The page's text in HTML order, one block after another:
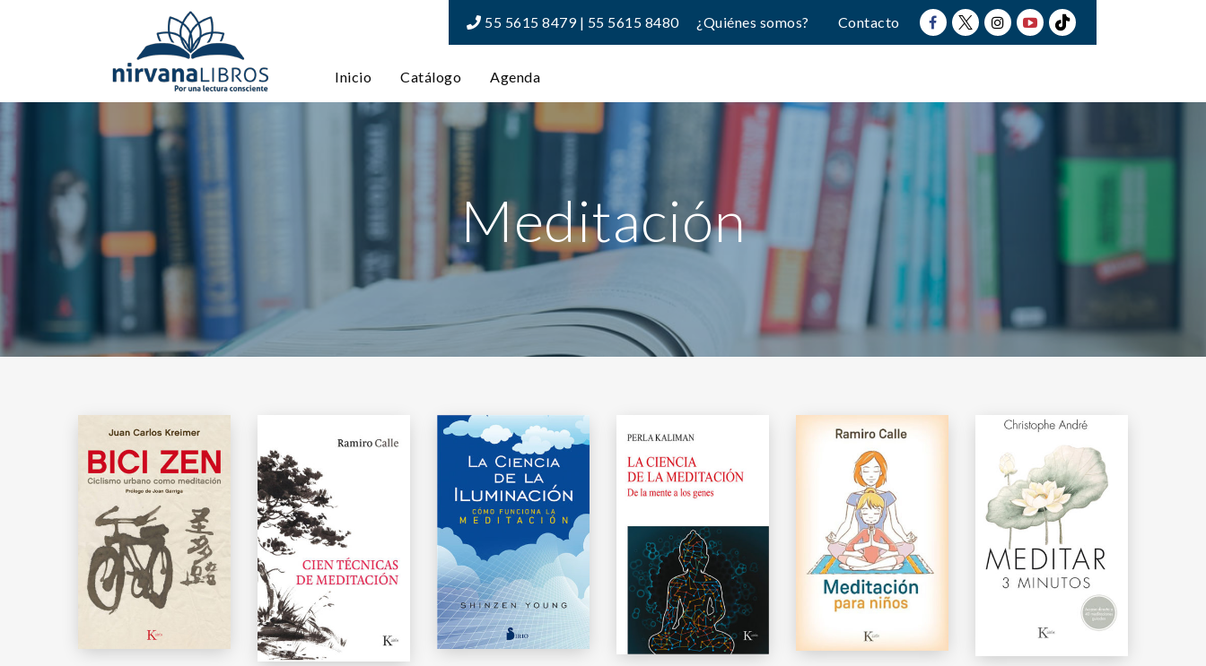
55 5615 8479 | 55 5615 8480 ¿Quiénes somos? Contacto
Inicio Catálogo Agenda
Meditación